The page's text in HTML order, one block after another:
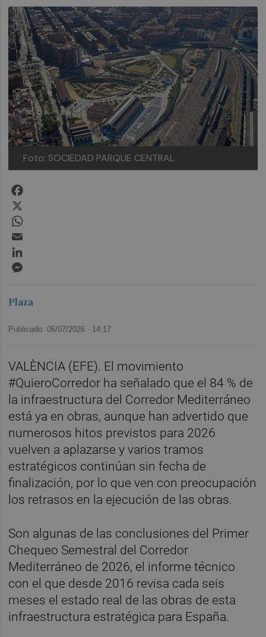
Foto: SOCIEDAD PARQUE CENTRAL
Plaza
Publicado: 06/07/2026 · 14:17
VALÈNCIA (EFE). El movimiento
#QuieroCorredor ha señalado que el 84 % de
la infraestructura del Corredor Mediterráneo
está ya en obras, aunque han advertido que
numerosos hitos previstos para 2026
vuelven a aplazarse y varios tramos
estratégicos continúan sin fecha de
finalización, por lo que ven con preocupación
los retrasos en la ejecución de las obras.
Son algunas de las conclusiones del Primer
Chequeo Semestral del Corredor
Mediterráneo de 2026, el informe técnico
con el que desde 2016 revisa cada seis
meses el estado real de las obras de esta
infraestructura estratégica para España.